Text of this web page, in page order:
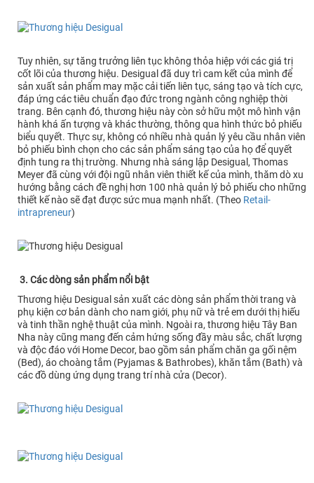
Tuy nhiên, sự tăng trưởng liên tục không thỏa hiệp với các giá trị
cốt lõi của thương hiệu. Desigual đã duy trì cam kết của mình để
sản xuất sản phẩm may mặc cải tiến liên tục, sáng tạo và tích cực,
đáp ứng các tiêu chuẩn đạo đức trong ngành công nghiệp thời
trang. Bên cạnh đó, thương hiệu này còn sở hữu một mô hình vận
hành khá ấn tượng và khác thường, thông qua hình thức bỏ phiếu
biểu quyết. Thực sự, không có nhiều nhà quản lý yêu cầu nhân viên
bỏ phiếu bình chọn cho các sản phẩm sáng tạo của họ để quyết
định tung ra thị trường. Nhưng nhà sáng lập Desigual, Thomas
Meyer đã cùng với đội ngũ nhân viên thiết kế của mình, thăm dò xu
hướng bằng cách đề nghị hơn 100 nhà quản lý bỏ phiếu cho những
thiết kế nào sẽ đạt được sức mua mạnh nhất. (Theo Retail-
intrapreneur)
3. Các dòng sản phẩm nổi bật
Thương hiệu Desigual sản xuất các dòng sản phẩm thời trang và
phụ kiện cơ bản dành cho nam giới, phụ nữ và trẻ em dưới thị hiếu
và tinh thần nghệ thuật của mình. Ngoài ra, thương hiệu Tây Ban
Nha này cũng mang đến cảm hứng sống đầy màu sắc, chất lượng
và độc đáo với Home Decor, bao gồm sản phẩm chăn ga gối nệm
(Bed), áo choàng tắm (Pyjamas & Bathrobes), khăn tắm (Bath) và
các đồ dùng ứng dụng trang trí nhà cửa (Decor).